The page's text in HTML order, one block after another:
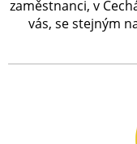
zaměstnanci, v
vás, se stejným